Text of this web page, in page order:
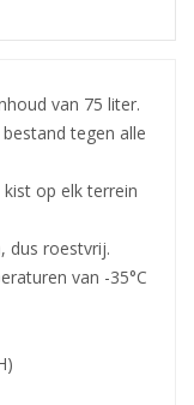
van 75 liter.
tegen alle
op elk terrein
dus roestvrij.
van -35°C